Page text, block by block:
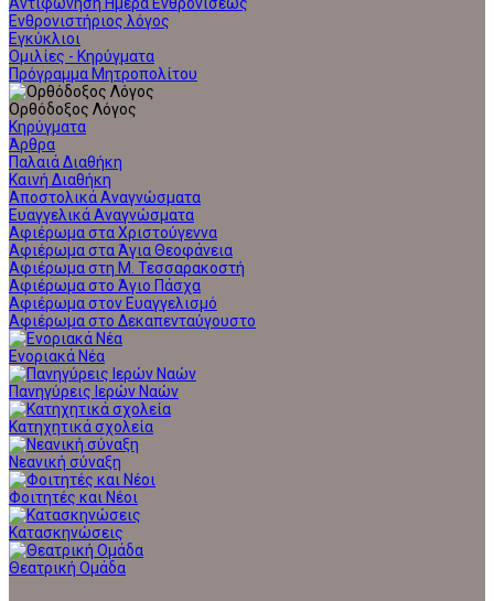
Ενθρονιστήριος λόγος
Εγκύκλιοι
Ομιλίες - Κηρύγματα
Πρόγραμμα Μητροπολίτου
Ορθόδοξος Λόγος
Κηρύγματα
Άρθρα
Παλαιά Διαθήκη
Καινή Διαθήκη
Αποστολικά Αναγνώσματα
Ευαγγελικά Αναγνώσματα
Αφιέρωμα στα Χριστούγεννα
Αφιέρωμα στα Άγια Θεοφάνεια
Αφιέρωμα στη Μ. Τεσσαρακοστή
Αφιέρωμα στο Άγιο Πάσχα
Αφιέρωμα στον Ευαγγελισμό
Αφιέρωμα στο Δεκαπενταύγουστο
Ενοριακά Νέα
Πανηγύρεις Ιερών Ναών
Κατηχητικά σχολεία
Νεανική σύναξη
Φοιτητές και Νέοι
Κατασκηνώσεις
Θεατρική Ομάδα